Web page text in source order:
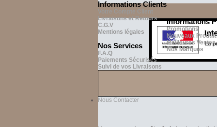
Informations Clients
Votre Compte Client
Livraisons et Retours
C.G.V
Mentions légales
Nos Services
F.A.Q
Paiements Sécurisés
Suivi de vos Livraisons
Informations
Promotions
Nouveaux
Meilleures Ventes
Nos Marques
Nous Contacter